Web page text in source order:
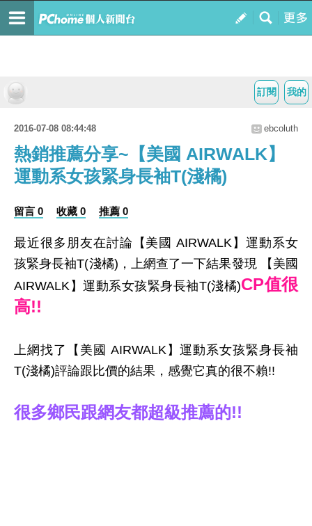
我的
訂閱
2016-07-08 08:44:48 ebcoluth
熱銷推薦分享~【美國 AIRWALK】
運動系女孩緊身長袖T(淺橘)
留言 0 收藏 0 推薦 0
最近很多朋友在討論【美國 AIRWALK】運動系女
孩緊身長袖T(淺橘)，上網查了一下結果發現 【美國
AIRWALK】運動系女孩緊身長袖T(淺橘)CP值很
高!!
上網找了【美國 AIRWALK】運動系女孩緊身長袖
T(淺橘)評論跟比價的結果，感覺它真的很不賴!!
很多鄉民跟網友都超級推薦的!!